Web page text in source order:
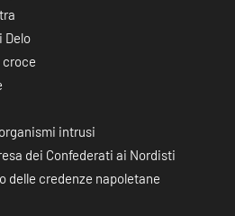
Delo
croce
intrusi
dei Confederati ai Nordisti
delle credenze napoletane